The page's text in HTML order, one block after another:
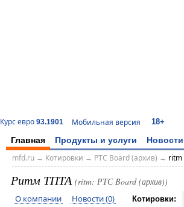
Курс евро 93.1901 Мобильная версия 18+
Главная Продукты и услуги Новости
mfd.ru→ Котировки → РТС Board (архив) → ritm
Ритм ТПТА (ritm: РТС Board (архив))
О компании Новости (0) Котировки: